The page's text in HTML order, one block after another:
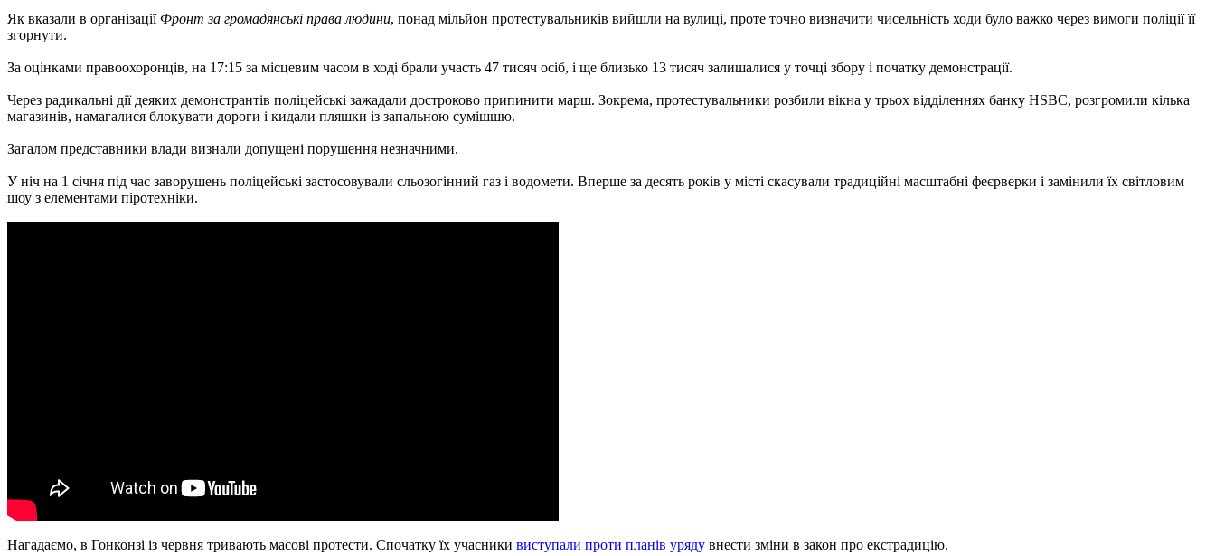
Як вказали в організації Фронт за громадянські права людини, понад мільйон протестувальників вийшли на вулиці, проте точно визначити чисельність ходи було важко через вимоги поліції її
згорнути.
За оцінками правоохоронців, на 17:15 за місцевим часом в ході брали участь 47 тисяч осіб, і ще близько 13 тисяч залишалися у точці збору і початку демонстрації.
Через радикальні дії деяких демонстрантів поліцейські зажадали достроково припинити марш. Зокрема, протестувальники розбили вікна у трьох відділеннях банку HSBC, розгромили кілька
магазинів, намагалися блокувати дороги і кидали пляшки із запальною сумішшю.
Загалом представники влади визнали допущені порушення незначними.
У ніч на 1 січня під час заворушень поліцейські застосовували сльозогінний газ і водомети. Вперше за десять років у місті скасували традиційні масштабні феєрверки і замінили їх світловим
шоу з елементами піротехніки.
Нагадаємо, в Гонконзі із червня тривають масові протести. Спочатку їх учасники виступали проти планів уряду внести зміни в закон про екстрадицію.